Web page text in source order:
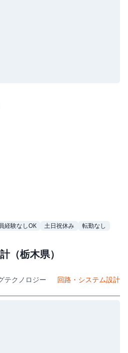
経験なしOK 土日祝休み 転勤なし
（栃木県）
テクノロジー 回路・システム設計